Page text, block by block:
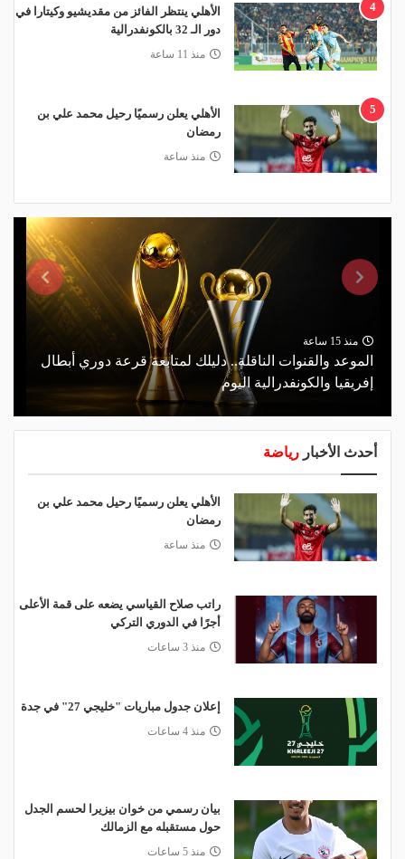
4
الأهلي ينتظر الفائز من مقديشيو وكيتارا في
دور الـ 32 بالكونفدرالية
منذ 11 ساعة
5
الأهلي يعلن رسميًا رحيل محمد علي بن
رمضان
منذ ساعة
منذ 15 ساعة
الموعد والقنوات الناقلة.. دليلك لمتابعة قرعة دوري أبطال
إفريقيا والكونفدرالية اليوم
أحدث الأخبار رياضة
الأهلي يعلن رسميًا رحيل محمد علي بن
رمضان
منذ ساعة
راتب صلاح القياسي يضعه على قمة الأعلى
أجرًا في الدوري التركي
منذ 3 ساعات
إعلان جدول مباريات "خليجي 27" في جدة
منذ 4 ساعات
بيان رسمي من خوان بيزيرا لحسم الجدل
حول مستقبله مع الزمالك
منذ 5 ساعات